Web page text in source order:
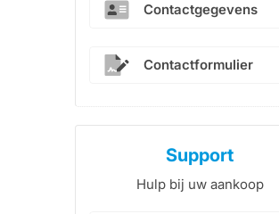
Contactgegevens
Contactformulier
Support
Hulp bij uw aankoop